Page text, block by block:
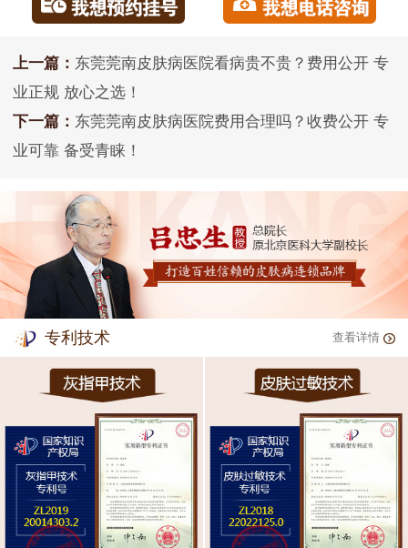
上一篇： 东莞莞南皮肤病医院看病贵不贵？费用公开 专
业正规 放心之选！
下一篇： 东莞莞南皮肤病医院费用合理吗？收费公开 专
业可靠 备受青睐！
专利技术 查看详情